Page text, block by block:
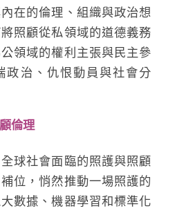
在的倫理、組織與政治想
照顧從私領域的道德義務
領域的權利主張與民主參
政治、仇恨動員與社會分
倫理
球社會面臨的照護與照顧
位，悄然推動一場照護的
數據、機器學習和標準化